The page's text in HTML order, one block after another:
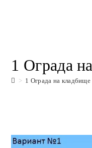
1 Ограда
> 1 Ограда на кладбище